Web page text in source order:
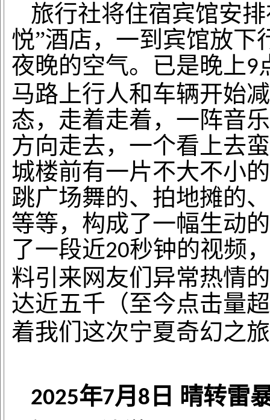
旅行社将住宿宾馆安
悦”酒店，一到宾馆放下
夜晚的空气。已是晚上9
马路上行人和车辆开始
态，走着走着，一阵音
方向走去，一个看上去
城楼前有一片不大不小
跳广场舞的、拍地摊的
等等，构成了一幅生动
了一段近20秒钟的视频
料引来网友们异常热情
达近五千（至今点击量
着我们这次宁夏奇幻之
2025年7月 8 日
晴转雷